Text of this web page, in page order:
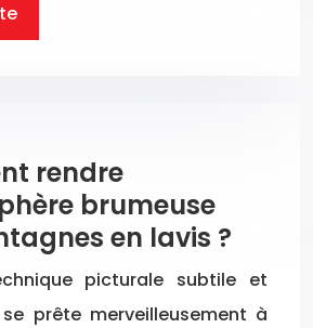
rendre
brumeuse
en lavis ?
picturale subtile et
prête merveilleusement à